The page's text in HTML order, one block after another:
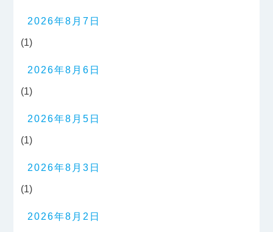
2026年8月7日
(1)
2026年8月6日
(1)
2026年8月5日
(1)
2026年8月3日
(1)
2026年8月2日